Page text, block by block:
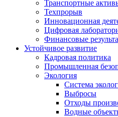
Транспортные
Техпрорыв
Инновационная
Цифровая
Финансовые
Устойчивое развитие
Кадровая политика
Промышленная
Экология
Система
Выбросы
Отходы
Водные